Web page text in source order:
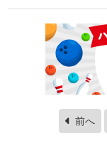
前へ